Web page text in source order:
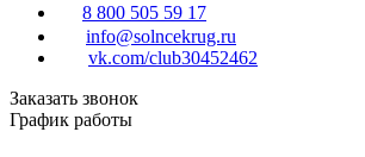
8 800 505 59 17
info@solncekrug.ru
vk.com/club30452462
Заказать звонок
График работы